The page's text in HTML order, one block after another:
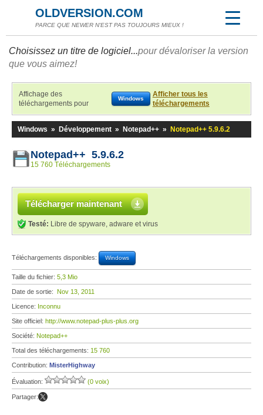
OLDVERSION.COM
PARCE QUE NEWER N'EST PAS TOUJOURS MIEUX !
Choisissez un titre de logiciel...pour dévaloriser la version
que vous aimez!
Affichage des
téléchargements pour
Windows
Afficher tous les
téléchargements
Windows » Développement » Notepad++ » Notepad++ 5.9.6.2
Notepad++ 5.9.6.2
15 760 Téléchargements
Télécharger maintenant
Testé: Libre de spyware, adware et virus
Téléchargements disponibles: Windows
Taille du fichier: 5,3 Mio
Date de sortie: Nov 13, 2011
Licence: Inconnu
Site officiel: http://www.notepad-plus-plus.org
Société: Notepad++
Total des téléchargements: 15 760
Contribution: MisterHighway
Évaluation: (0 voix)
Partager: